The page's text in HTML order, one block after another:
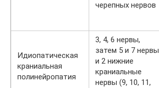
черепных нервов
Идиопатическая
краниальная
полинейропатия
3, 4, 6 нервы,
затем 5 и 7 нервы
и 2 нижние
краниальные
нервы (9, 10, 11,